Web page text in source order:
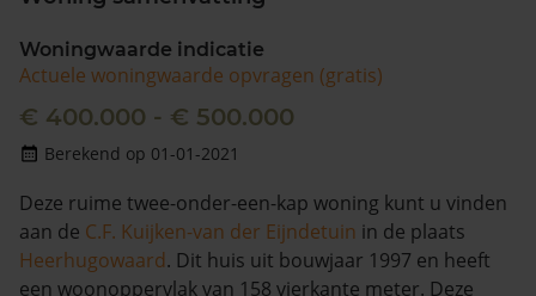
Woningwaarde indicatie
Actuele woningwaarde opvragen (gratis)
€ 400.000 - € 500.000
Berekend op 01-01-2021
Deze ruime twee-onder-een-kap woning kunt u vinden
aan de C.F. Kuijken-van der Eijndetuin in de plaats
Heerhugowaard. Dit huis uit bouwjaar 1997 en heeft
een woonoppervlak van 158 vierkante meter. Deze